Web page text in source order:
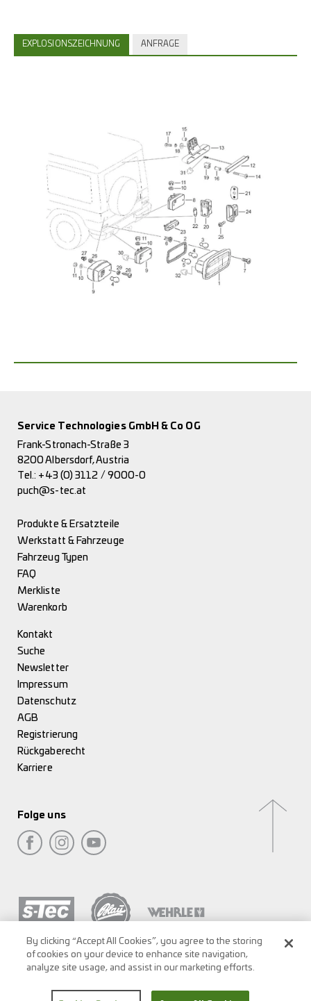
EXPLOSIONSZEICHNUNG ANFRAGE
Service Technologies GmbH & Co OG
Frank-Stronach-Straße 3
8200 Albersdorf, Austria
Tel.: +43 (0) 3112 / 9000-0
puch@s-tec.at
Produkte & Ersatzteile
Werkstatt & Fahrzeuge
Fahrzeug Typen
FAQ
Merkliste
Warenkorb
Kontakt
Suche
Newsletter
Impressum
Datenschutz
AGB
Registrierung
Rückgaberecht
Karriere
Folge uns
By clicking “Accept All Cookies”, you agree to the storing
of cookies on your device to enhance site navigation,
analyze site usage, and assist in our marketing efforts.